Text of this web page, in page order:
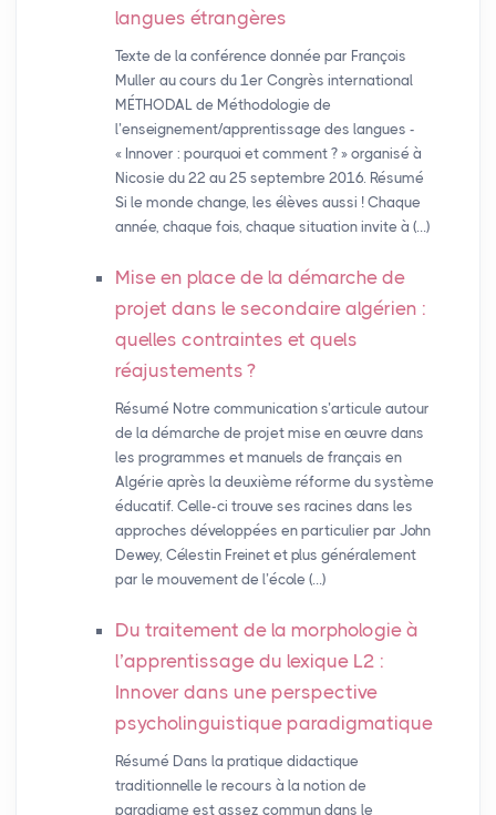
langues étrangères
Texte de la conférence donnée par François
Muller au cours du 1er Congrès international
MÉTHODAL de Méthodologie de
l’enseignement/apprentissage des langues -
« Innover : pourquoi et comment ? » organisé à
Nicosie du 22 au 25 septembre 2016. Résumé
Si le monde change, les élèves aussi ! Chaque
année, chaque fois, chaque situation invite à (…)
Mise en place de la démarche de
projet dans le secondaire algérien :
quelles contraintes et quels
réajustements ?
Résumé Notre communication s’articule autour
de la démarche de projet mise en œuvre dans
les programmes et manuels de français en
Algérie après la deuxième réforme du système
éducatif. Celle-ci trouve ses racines dans les
approches développées en particulier par John
Dewey, Célestin Freinet et plus généralement
par le mouvement de l’école (…)
Du traitement de la morphologie à
l’apprentissage du lexique L2 :
Innover dans une perspective
psycholinguistique paradigmatique
Résumé Dans la pratique didactique
traditionnelle le recours à la notion de
paradigme est assez commun dans le